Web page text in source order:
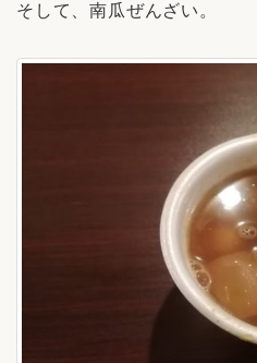
そして、南瓜ぜんざい。